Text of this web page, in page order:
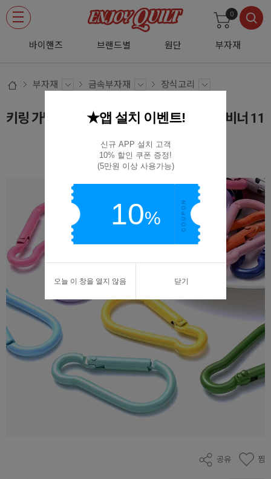
바이핸즈 브랜드별 원단 부자재
0
부자재 금속부자재 장식고리
키링 가방고리 연결고리 알루미늄 컬러 카라비너 11
컬러 카라비너(11개SET)
공유 찜
★앱 설치 이벤트!
신규 APP 설치 고객
10% 할인 쿠폰 증정!
(5만원 이상 사용가능)
10%
오늘 이 창을 열지 않음 닫기